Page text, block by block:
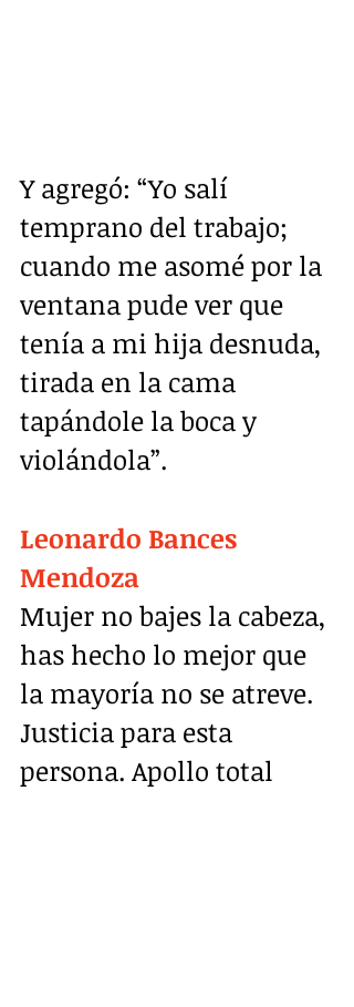
Y agregó: “Yo salí
temprano del trabajo;
cuando me asomé por la
ventana pude ver que
tenía a mi hija desnuda,
tirada en la cama
tapándole la boca y
violándola”.
Leonardo Bances
Mendoza
Mujer no bajes la cabeza,
has hecho lo mejor que
la mayoría no se atreve.
Justicia para esta
persona. Apollo total